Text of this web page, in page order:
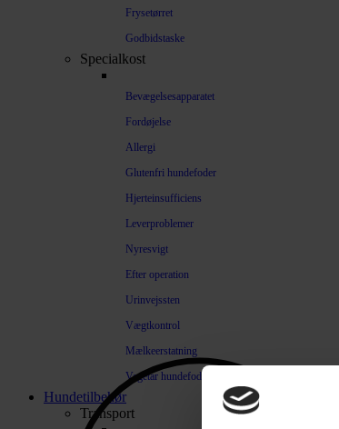
Frysetørret
Godbidstaske
Specialkost
Bevægelsesapparatet
Fordøjelse
Allergi
Glutenfri hundefoder
Hjerteinsufficiens
Leverproblemer
Nyresvigt
Efter operation
Urinvejssten
Vægtkontrol
Mælkeerstatning
Vegetar hundefoder
Hundetilbehør
Transport